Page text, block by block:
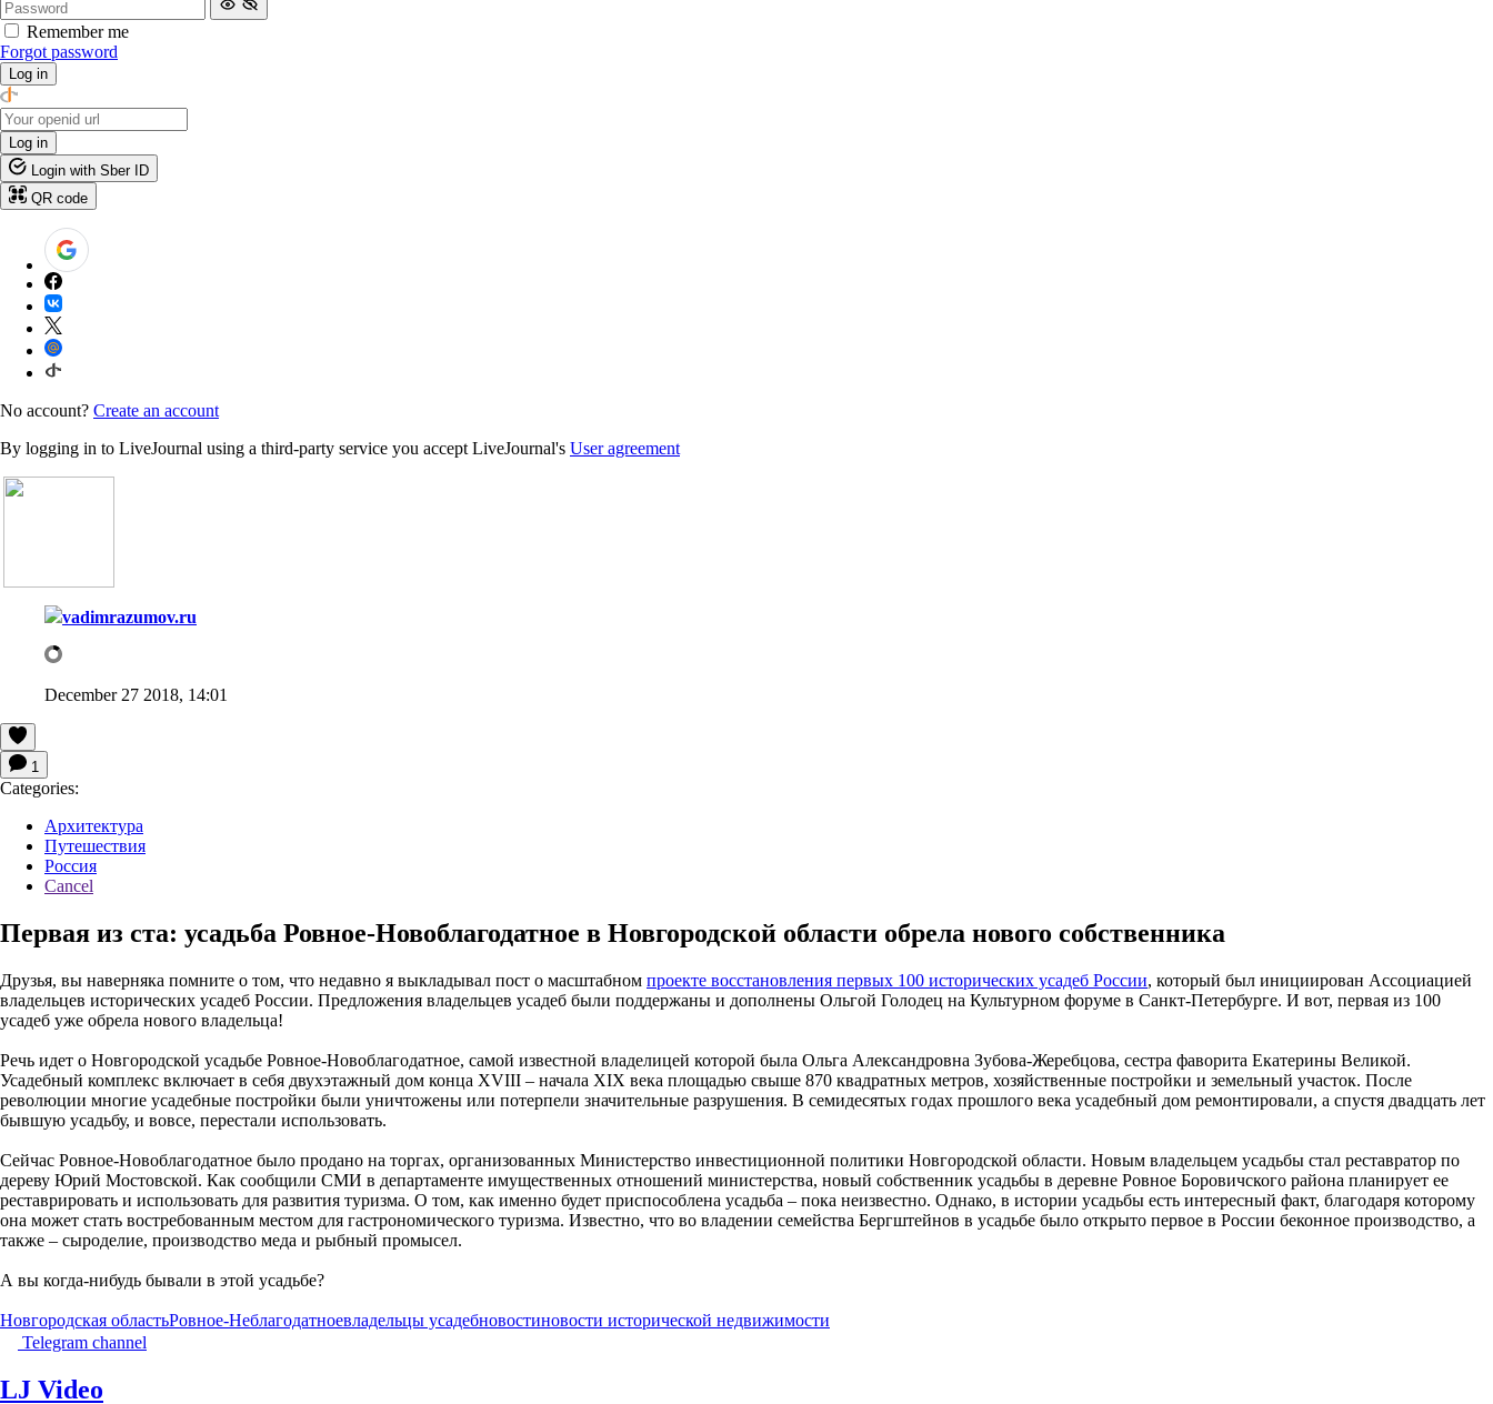
Remember me
Forgot password
Log in
Log in
Login with Sber ID
QR code
No account? Create an account
By logging in to LiveJournal using a third-party service you accept LiveJournal's User agreement
vadimrazumov.ru
December 27 2018, 14:01
1
Categories:
Архитектура
Путешествия
Россия
Cancel
Первая из ста: усадьба Ровное-Новоблагодатное в Новгородской области обрела нового собственника
Друзья, вы наверняка помните о том, что недавно я выкладывал пост о масштабном проекте восстановления первых 100 исторических усадеб России, который был инициирован Ассоциацией
владельцев исторических усадеб России. Предложения владельцев усадеб были поддержаны и дополнены Ольгой Голодец на Культурном форуме в Санкт-Петербурге. И вот, первая из 100
усадеб уже обрела нового владельца!
Речь идет о Новгородской усадьбе Ровное-Новоблагодатное, самой известной владелицей которой была Ольга Александровна Зубова-Жеребцова, сестра фаворита Екатерины Великой.
Усадебный комплекс включает в себя двухэтажный дом конца XVIII – начала XIX века площадью свыше 870 квадратных метров, хозяйственные постройки и земельный участок. После
революции многие усадебные постройки были уничтожены или потерпели значительные разрушения. В семидесятых годах прошлого века усадебный дом ремонтировали, а спустя двадцать лет
бывшую усадьбу, и вовсе, перестали использовать.
Сейчас Ровное-Новоблагодатное было продано на торгах, организованных Министерство инвестиционной политики Новгородской области. Новым владельцем усадьбы стал реставратор по
дереву Юрий Мостовской. Как сообщили СМИ в департаменте имущественных отношений министерства, новый собственник усадьбы в деревне Ровное Боровичского района планирует ее
реставрировать и использовать для развития туризма. О том, как именно будет приспособлена усадьба – пока неизвестно. Однако, в истории усадьбы есть интересный факт, благодаря которому
она может стать востребованным местом для гастрономического туризма. Известно, что во владении семейства Бергштейнов в усадьбе было открыто первое в России беконное производство, а
также – сыроделие, производство меда и рыбный промысел.
А вы когда-нибудь бывали в этой усадьбе?
Новгородская областьРовное-Неблагодатноевладельцы усадебновостиновости исторической недвижимости
Telegram channel
LJ Video